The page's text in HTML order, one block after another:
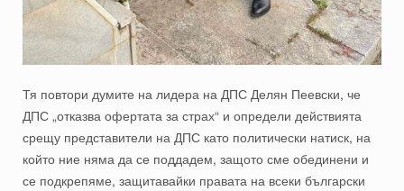
Тя повтори думите на лидера на ДПС Делян Пеевски, че
ДПС „отказва офертата за страх“ и определи действията
срещу представители на ДПС като политически натиск, на
който ние няма да се поддадем, защото сме обединени и
се подкрепяме, защитавайки правата на всеки български